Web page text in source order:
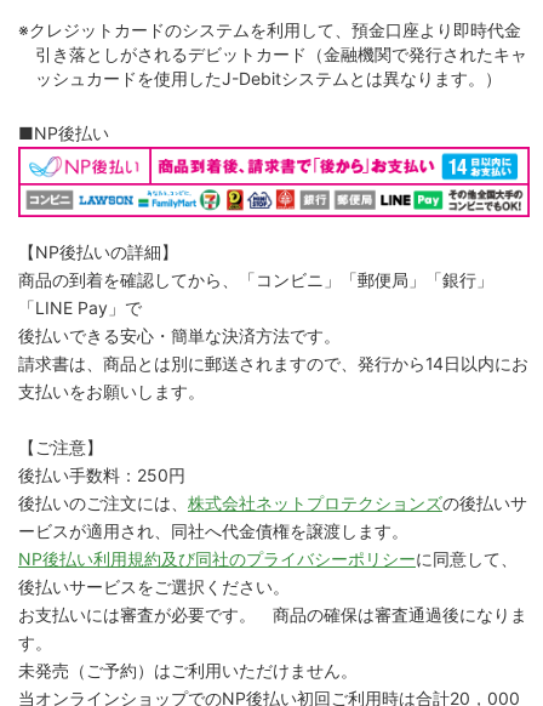
※クレジットカードのシステムを利用して、預金口座より即時代金
引き落としがされるデビットカード（金融機関で発行されたキャ
ッシュカードを使用したJ-Debitシステムとは異なります。）
■NP後払い
【NP後払いの詳細】
商品の到着を確認してから、「コンビニ」「郵便局」「銀行」
「LINE Pay」で
後払いできる安心・簡単な決済方法です。
請求書は、商品とは別に郵送されますので、発行から14日以内にお
支払いをお願いします。
【ご注意】
後払い手数料：250円
後払いのご注文には、 株式会社ネットプロテクションズの後払いサ
ービスが適用され、同社へ代金債権を譲渡します。
NP後払い利用規約及び同社のプライバシーポリシーに同意して、
後払いサービスをご選択ください。
お支払いには審査が必要です。 商品の確保は審査通過後になりま
す。
未発売（ご予約）はご利用いただけません。
当オンラインショップでのNP後払い初回ご利用時は合計20，000